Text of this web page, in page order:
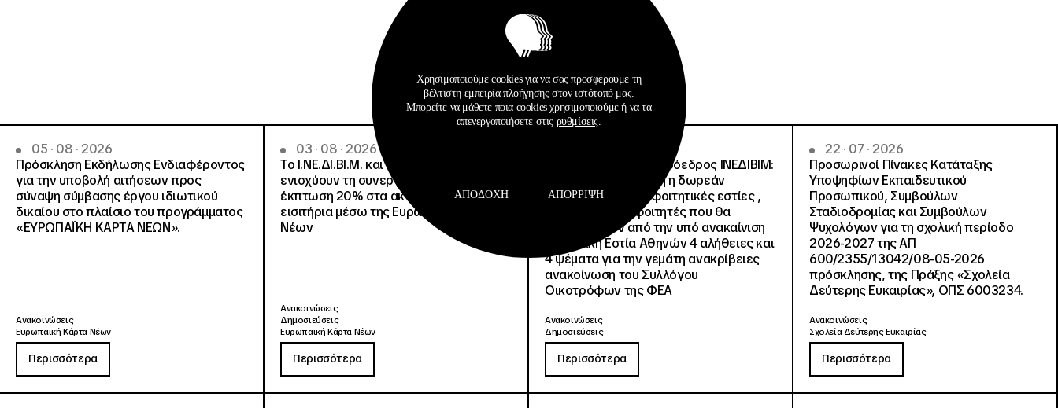
Σχετικά Αρχεία
05 · 08 · 2026
Πρόσκληση Εκδήλωσης Ενδιαφέροντος
για την υποβολή αιτήσεων προς
σύναψη σύμβασης έργου ιδιωτικού
δικαίου στο πλαίσιο του προγράμματος
«ΕΥΡΩΠΑΪΚΗ ΚΑΡΤΑ ΝΕΩΝ».
Ανακοινώσεις
Ευρωπαϊκή Κάρτα Νέων
Περισσότερα
03 · 08 · 2026
Το Ι.ΝΕ.ΔΙ.ΒΙ.Μ. και o Όμιλος Attica
ενισχύουν τη συνεργασία τους με
έκπτωση 20% στα ακτοπλοϊκά
εισιτήρια μέσω της Ευρωπαϊκής Κάρτας
Νέων
Ανακοινώσεις
Δημοσιεύσεις
Ευρωπαϊκή Κάρτα Νέων
Περισσότερα
Άννα Ροκοφύλλου, Πρόεδρος ΙΝΕΔΙΒΙΜ:
Είναι εξασφαλισμένη η δωρεάν
στέγαση σε άλλες φοιτητικές εστίες ,
για όλους τους φοιτητές που θα
μετακινηθούν από την υπό ανακαίνιση
Φοιτητική Εστία Αθηνών 4 αλήθειες και
4 ψέματα για την γεμάτη ανακρίβειες
ανακοίνωση του Συλλόγου
Οικοτρόφων της ΦΕΑ
Ανακοινώσεις
Δημοσιεύσεις
Περισσότερα
22 · 07 · 2026
Προσωρινοί Πίνακες Κατάταξης
Υποψηφίων Εκπαιδευτικού
Προσωπικού, Συμβούλων
Σταδιοδρομίας και Συμβούλων
Ψυχολόγων για τη σχολική περίοδο
2026-2027 της ΑΠ
600/2355/13042/08-05-2026
πρόσκλησης, της Πράξης «Σχολεία
Δεύτερης Ευκαιρίας», ΟΠΣ 6003234.
Ανακοινώσεις
Σχολεία Δεύτερης Ευκαιρίας
Περισσότερα
Χρησιμοποιούμε cookies για να σας προσφέρουμε τη
βέλτιστη εμπειρία πλοήγησης στον ιστότοπό μας.
Μπορείτε να μάθετε ποια cookies χρησιμοποιούμε ή να τα
απενεργοποιήσετε στις ρυθμίσεις
ΑΠΟΔΟΧΉ ΑΠΌΡΡΙΨΗ